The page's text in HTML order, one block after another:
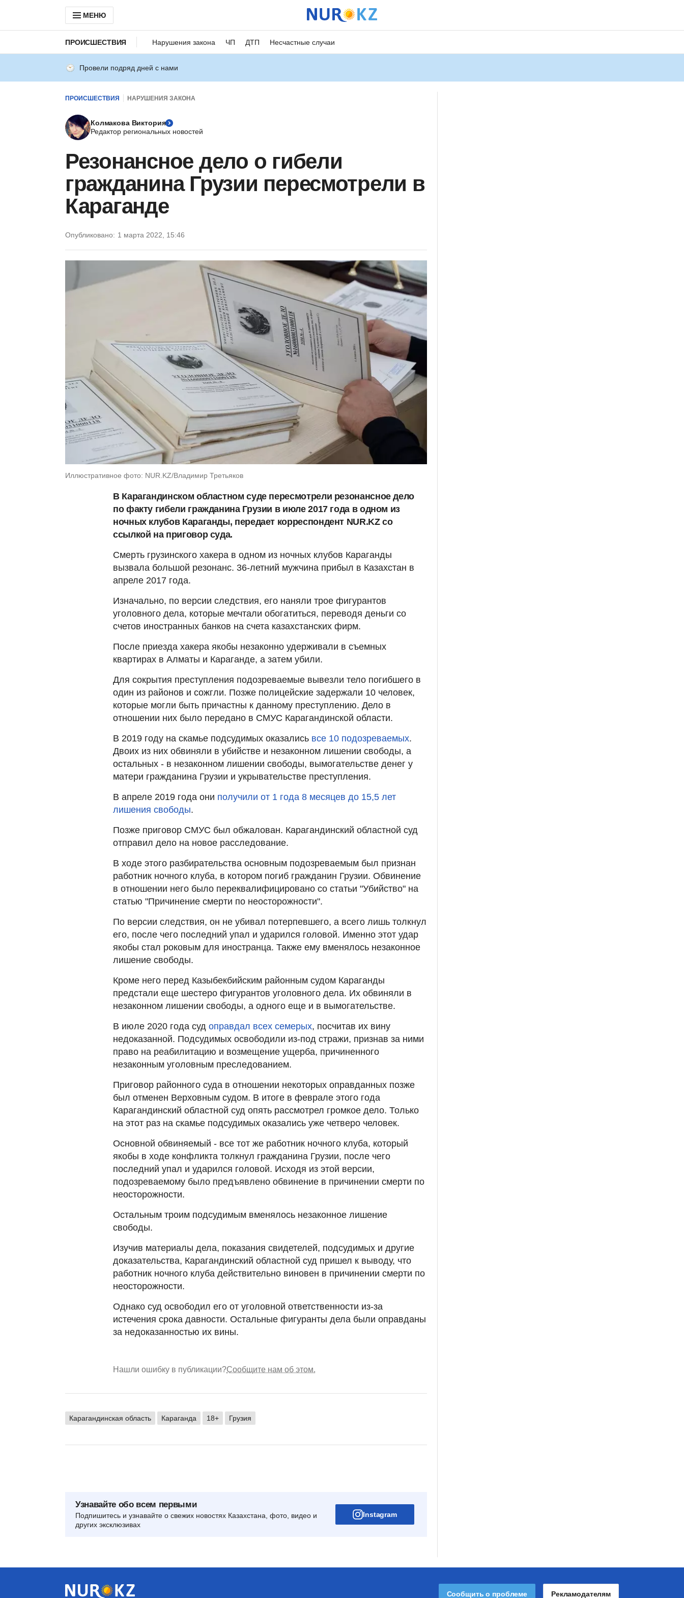
МЕНЮ
ПРОИСШЕСТВИЯ Нарушения закона ЧП ДТП Несчастные случаи
Провели подряд дней с нами
ПРОИСШЕСТВИЯ НАРУШЕНИЯ ЗАКОНА
Колмакова Виктория
Редактор региональных новостей
Резонансное дело о гибели
гражданина Грузии пересмотрели в
Караганде
Опубликовано: 1 марта 2022, 15:46
Иллюстративное фото: NUR.KZ/Владимир Третьяков
В Карагандинском областном суде пересмотрели резонансное дело
по факту гибели гражданина Грузии в июле 2017 года в одном из
ночных клубов Караганды, передает корреспондент NUR.KZ со
ссылкой на приговор суда.
Смерть грузинского хакера в одном из ночных клубов Караганды
вызвала большой резонанс. 36-летний мужчина прибыл в Казахстан в
апреле 2017 года.
Изначально, по версии следствия, его наняли трое фигурантов
уголовного дела, которые мечтали обогатиться, переводя деньги со
счетов иностранных банков на счета казахстанских фирм.
После приезда хакера якобы незаконно удерживали в съемных
квартирах в Алматы и Караганде, а затем убили.
Для сокрытия преступления подозреваемые вывезли тело погибшего в
один из районов и сожгли. Позже полицейские задержали 10 человек,
которые могли быть причастны к данному преступлению. Дело в
отношении них было передано в СМУС Карагандинской области.
В 2019 году на скамье подсудимых оказались все 10 подозреваемых.
Двоих из них обвиняли в убийстве и незаконном лишении свободы, а
остальных - в незаконном лишении свободы, вымогательстве денег у
матери гражданина Грузии и укрывательстве преступления.
В апреле 2019 года они получили от 1 года 8 месяцев до 15,5 лет
лишения свободы.
Позже приговор СМУС был обжалован. Карагандинский областной суд
отправил дело на новое расследование.
В ходе этого разбирательства основным подозреваемым был признан
работник ночного клуба, в котором погиб гражданин Грузии. Обвинение
в отношении него было переквалифицировано со статьи "Убийство" на
статью "Причинение смерти по неосторожности".
По версии следствия, он не убивал потерпевшего, а всего лишь толкнул
его, после чего последний упал и ударился головой. Именно этот удар
якобы стал роковым для иностранца. Также ему вменялось незаконное
лишение свободы.
Кроме него перед Казыбекбийским районным судом Караганды
предстали еще шестеро фигурантов уголовного дела. Их обвиняли в
незаконном лишении свободы, а одного еще и в вымогательстве.
В июле 2020 года суд оправдал всех семерых, посчитав их вину
недоказанной. Подсудимых освободили из-под стражи, признав за ними
право на реабилитацию и возмещение ущерба, причиненного
незаконным уголовным преследованием.
Приговор районного суда в отношении некоторых оправданных позже
был отменен Верховным судом. В итоге в феврале этого года
Карагандинский областной суд опять рассмотрел громкое дело. Только
на этот раз на скамье подсудимых оказались уже четверо человек.
Основной обвиняемый - все тот же работник ночного клуба, который
якобы в ходе конфликта толкнул гражданина Грузии, после чего
последний упал и ударился головой. Исходя из этой версии,
подозреваемому было предъявлено обвинение в причинении смерти по
неосторожности.
Остальным троим подсудимым вменялось незаконное лишение
свободы.
Изучив материалы дела, показания свидетелей, подсудимых и другие
доказательства, Карагандинский областной суд пришел к выводу, что
работник ночного клуба действительно виновен в причинении смерти по
неосторожности.
Однако суд освободил его от уголовной ответственности из-за
истечения срока давности. Остальные фигуранты дела были оправданы
за недоказанностью их вины.
Нашли ошибку в публикации?Сообщите нам об этом.
Карагандинская область Караганда 18+ Грузия
Узнавайте обо всем первыми
Подпишитесь и узнавайте о свежих новостях Казахстана, фото, видео и
других эксклюзивах
Instagram
Сообщить о проблеме Рекламодателям